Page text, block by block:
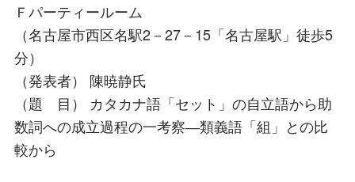
Ｆパーティールーム
（名古屋市西区名駅2－27－15「名古屋駅」徒歩5
分）
（発表者） 陳暁静氏
（題 目） カタカナ語「セット」の自立語から助
数詞への成立過程の一考察―類義語「組」との比
較から